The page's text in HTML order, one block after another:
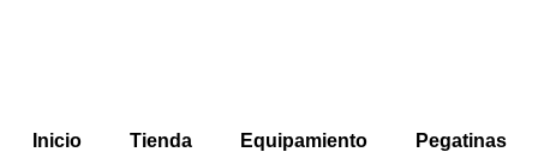
Inicio Tienda Equipamiento Pegatinas